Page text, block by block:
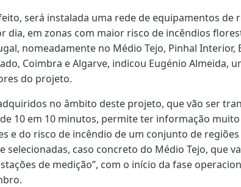
será instalada uma rede de equipamentos de
dia, em zonas com maior risco de incêndios
nomeadamente no Médio Tejo, Pinhal Interior,
Coimbra e Algarve, indicou Eugénio Almeida,
do projeto.
no âmbito deste projeto, que vão ser
10 em 10 minutos, permite ter informação
e do risco de incêndio de um conjunto de
selecionadas, caso concreto do Médio Tejo, que
de medição”, com o início da fase